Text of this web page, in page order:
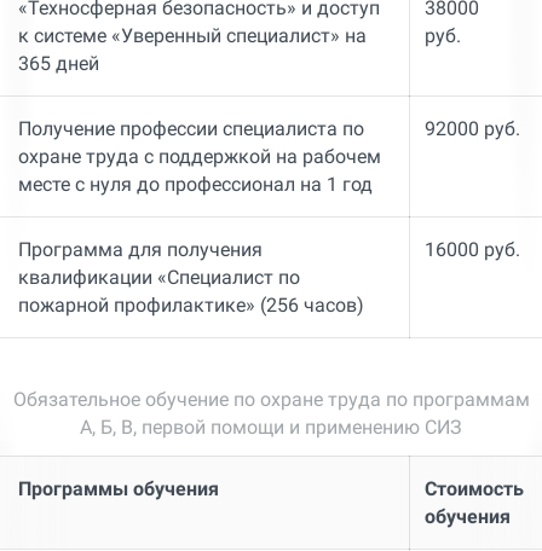
«Техносферная безопасность» и доступ
к системе «Уверенный специалист» на
365 дней
38000
руб.
Получение профессии специалиста по
охране труда с поддержкой на рабочем
месте с нуля до профессионал на 1 год
92000 руб.
Программа для получения
квалификации «Специалист по
пожарной профилактике» (256 часов)
16000 руб.
Обязательное обучение по охране труда по программам
А, Б, В, первой помощи и применению СИЗ
Программы обучения
Стоимость
обучения